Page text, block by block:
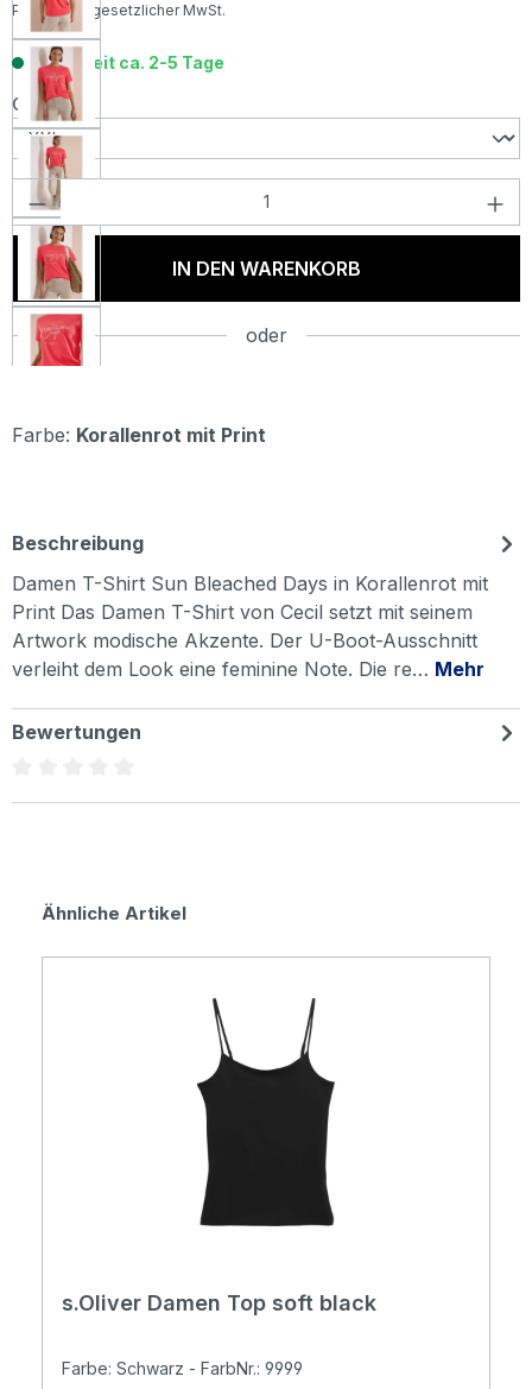
Preise inkl. gesetzlicher MwSt.
Lieferzeit ca. 2-5 Tage
Größeauswählen
Produkt Anzahl: Gib den gewünschten
IN DEN WARENKORB
oder
Farbe: Korallenrot mit Print
Beschreibung
Damen T-Shirt Sun Bleached Days in Korallenrot mit
Print Das Damen T-Shirt von Cecil setzt mit seinem
Artwork modische Akzente. Der U-Boot-Ausschnitt
verleiht dem Look eine feminine Note. Die re… Mehr
Bewertungen
Produktgalerie überspringen
Ähnliche Artikel
s.Oliver Damen Top soft black
Farbe: Schwarz - FarbNr.: 9999